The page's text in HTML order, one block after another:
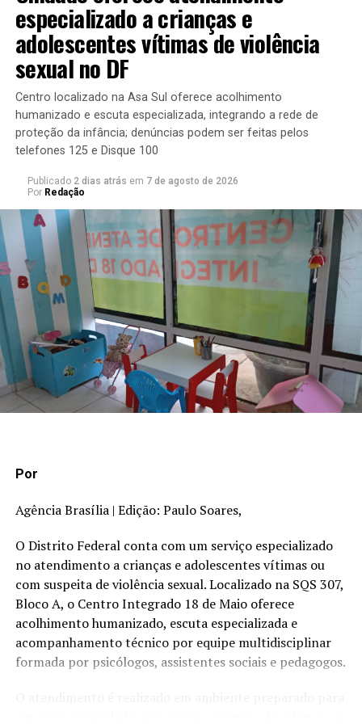
comando e estabilizar a segurança pública no Distrito
Federal. Conseguimos consolidar a linha de comando
com apoio de uma equipe valorosa”, afirma o
interventor federal, Ricardo Cappelli.
O secretário-executivo do Ministério da Justiça
aproveitou para destacar a decisão da governadora em
exercício Celina de Leão de antecipar a nomeação do
delegado da Polícia Federal foi nomeado em decreto
publicado na edição extra doDiário Oficial do DF(DODF)
de 26 de janeiro.
“As investigações seguirão
seu curso. Quero reforçar
que é uma atividade
prioritária para que
possamos esclarecer esse
fato. Aproveito para
Militar”Sandro Avelar,
secretário de Segurança
Pública
“Quero fazer um registro que, ao longo desse processo
de intervenção, nós contamos com apoio e colaboração
integral da governadora em exercício Celina Leão. A
governadora corretamente decidiu antecipar o anúncio
especializado a crianças e
adolescentes vítimas de violência
sexual no DF
Centro localizado na Asa Sul oferece acolhimento
humanizado e escuta especializada, integrando a rede de
proteção da infância; denúncias podem ser feitas pelos
telefones 125 e Disque 100
Publicado 2 dias atrás em 7 de agosto de 2026
Por Redação
Por
Agência Brasília | Edição: Paulo Soares,
O Distrito Federal conta com um serviço especializado
no atendimento a crianças e adolescentes vítimas ou
com suspeita de violência sexual. Localizado na SQS 307,
Bloco A, o Centro Integrado 18 de Maio oferece
acolhimento humanizado, escuta especializada e
acompanhamento técnico por equipe multidisciplinar
formada por psicólogos, assistentes sociais e pedagogos.